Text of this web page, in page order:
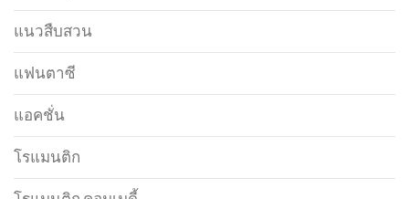
แนวสืบสวน
แฟนตาซี
แอคชั่น
โรแมนติก